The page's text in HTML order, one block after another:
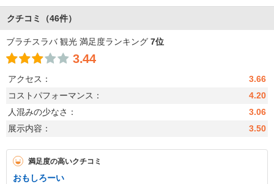
クチコミ （46件）
ブラチスラバ 観光 満足度ランキング 7位
3.44
アクセス：
3.66
コストパフォーマンス：
4.20
人混みの少なさ：
3.06
展示内容：
3.50
満足度の高いクチコミ
おもしろーい